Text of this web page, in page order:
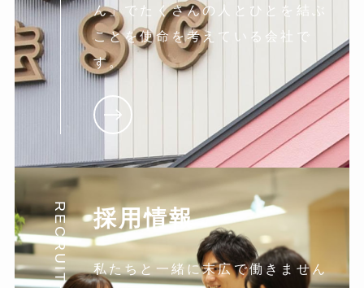
ん」でたくさんの人とひとを結ぶ
ことを使命を考えている会社で
す。
RECRUIT 採用情報
私たちと一緒に末広で働きません